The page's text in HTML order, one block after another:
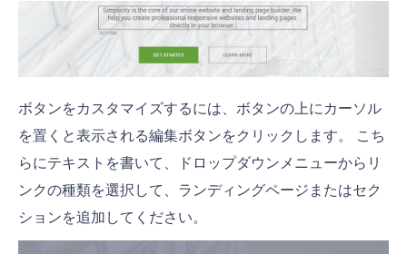
ボタンをカスタマイズするには、ボタンの上にカーソル
を置くと表示される編集ボタンをクリックします。 こち
らにテキストを書いて、ドロップダウンメニューからリ
ンクの種類を選択して、ランディングページまたはセク
ションを追加してください。